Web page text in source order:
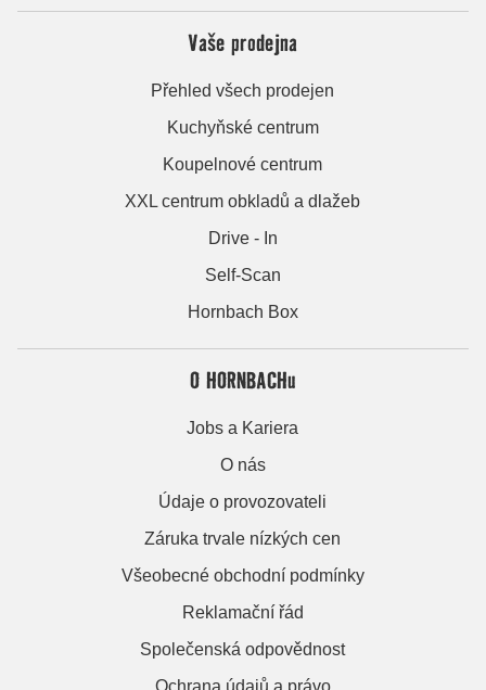
Vaše prodejna
Přehled všech prodejen
Kuchyňské centrum
Koupelnové centrum
XXL centrum obkladů a dlažeb
Drive - In
Self-Scan
Hornbach Box
O HORNBACHu
Jobs a Kariera
O nás
Údaje o provozovateli
Záruka trvale nízkých cen
Všeobecné obchodní podmínky
Reklamační řád
Společenská odpovědnost
Ochrana údajů a právo